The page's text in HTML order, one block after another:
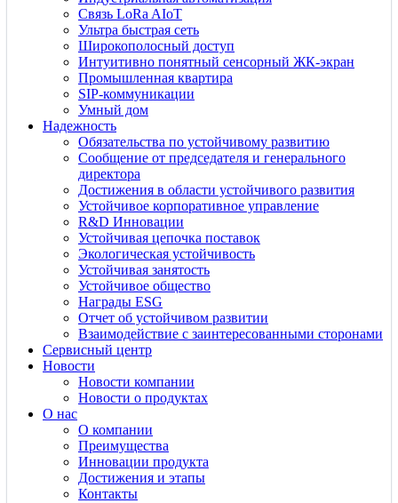
Связь LoRa AIoT
Ультра быстрая сеть
Широкополосный доступ
Интуитивно понятный сенсорный ЖК-экран
Промышленная квартира
SIP-коммуникации
Умный дом
Надежность
Обязательства по устойчивому развитию
Сообщение от председателя и генерального
директора
Достижения в области устойчивого развития
Устойчивое корпоративное управление
R&D Инновации
Устойчивая цепочка поставок
Экологическая устойчивость
Устойчивая занятость
Устойчивое общество
Награды ESG
Отчет об устойчивом развитии
Взаимодействие с заинтересованными сторонами
Сервисный центр
Новости
Новости компании
Новости о продуктах
О нас
О компании
Преимущества
Инновации продукта
Достижения и этапы
Контакты